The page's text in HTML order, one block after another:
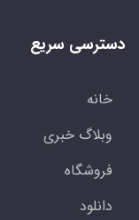
دسترسی سریع
خانه
وبلاگ خبری
فروشگاه
دانلود